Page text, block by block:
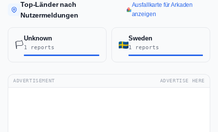
Top-Länder nach
Nutzermeldungen
Ausfallkarte für Arkaden
anzeigen
🏳️
Unknown
1 reports
Sweden
1 reports
ADVERTISEMENT ADVERTISE HERE